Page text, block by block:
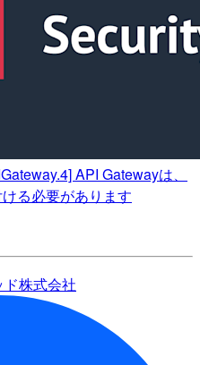
API Gatewayは、
る必要があります
株式会社